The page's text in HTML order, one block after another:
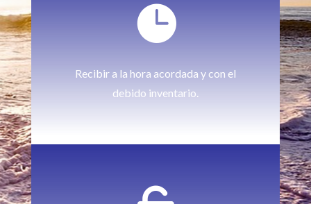

Recibir a la hora acordada y con el
debido inventario.